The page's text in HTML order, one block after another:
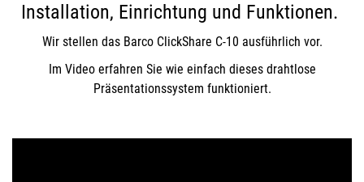
Installation, Einrichtung und Funktionen.
Wir stellen das Barco ClickShare C-10 ausführlich vor.
Im Video erfahren Sie wie einfach dieses drahtlose
Präsentationssystem funktioniert.